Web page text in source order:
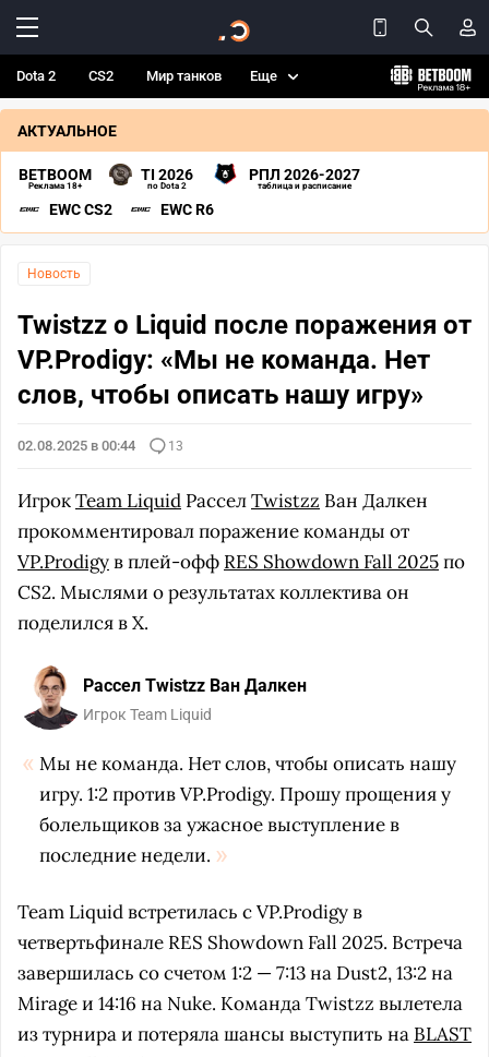
Dota 2 CS2 Мир танков Еще
АКТУАЛЬНОЕ
BETBOOM
Реклама 18+
TI 2026
по Dota 2
РПЛ 2026-2027
таблица и расписание
EWC CS2 EWC R6
Новость
Twistzz о Liquid после поражения от
VP.Prodigy: «Мы не команда. Нет
слов, чтобы описать нашу игру»
02.08.2025 в 00:44 13
ИгрокTeam Liquid РасселTwistzz Ван Далкен
прокомментировал поражение команды от
VP.Prodigyв плей-офф RES Showdown Fall 2025по
CS2. Мыслями о результатах коллектива он
поделился в X.
Рассел Twistzz Ван Далкен
Игрок Team Liquid
Мы не команда. Нет слов, чтобы описать нашу
игру. 1:2 против VP.Prodigy. Прошу прощения у
болельщиков за ужасное выступление в
последние недели.
Team Liquid встретилась с VP.Prodigy в
четвертьфинале RES Showdown Fall 2025. Встреча
завершилась со счетом 1:2 — 7:13 на Dust2, 13:2 на
Mirage и 14:16 на Nuke. Команда Twistzz вылетела
из турнира и потеряла шансы выступить на BLAST